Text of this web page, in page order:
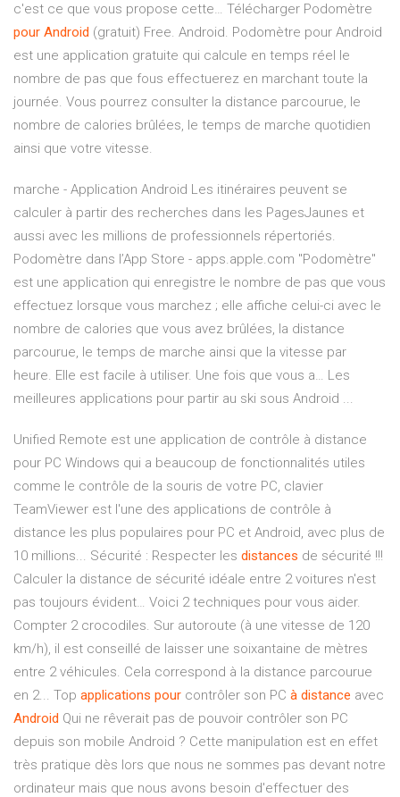
c'est ce que vous propose cette… Télécharger Podomètre
pour Android (gratuit) Free. Android. Podomètre pour Android
est une application gratuite qui calcule en temps réel le
nombre de pas que fous effectuerez en marchant toute la
journée. Vous pourrez consulter la distance parcourue, le
nombre de calories brûlées, le temps de marche quotidien
ainsi que votre vitesse.
marche - Application Android Les itinéraires peuvent se
calculer à partir des recherches dans les PagesJaunes et
aussi avec les millions de professionnels répertoriés.
‎Podomètre dans l’App Store - apps.apple.com ‎"Podomètre"
est une application qui enregistre le nombre de pas que vous
effectuez lorsque vous marchez ; elle affiche celui-ci avec le
nombre de calories que vous avez brûlées, la distance
parcourue, le temps de marche ainsi que la vitesse par
heure. Elle est facile à utiliser. Une fois que vous a… Les
meilleures applications pour partir au ski sous Android ...
Unified Remote est une application de contrôle à distance
pour PC Windows qui a beaucoup de fonctionnalités utiles
comme le contrôle de la souris de votre PC, clavier
TeamViewer est l'une des applications de contrôle à
distance les plus populaires pour PC et Android, avec plus de
10 millions... Sécurité : Respecter les distances de sécurité !!!
Calculer la distance de sécurité idéale entre 2 voitures n'est
pas toujours évident… Voici 2 techniques pour vous aider.
Compter 2 crocodiles. Sur autoroute (à une vitesse de 120
km/h), il est conseillé de laisser une soixantaine de mètres
entre 2 véhicules. Cela correspond à la distance parcourue
en 2... Top applications pour contrôler son PC à distance avec
Android Qui ne rêverait pas de pouvoir contrôler son PC
depuis son mobile Android ? Cette manipulation est en effet
très pratique dès lors que nous ne sommes pas devant notre
ordinateur mais que nous avons besoin d'effectuer des